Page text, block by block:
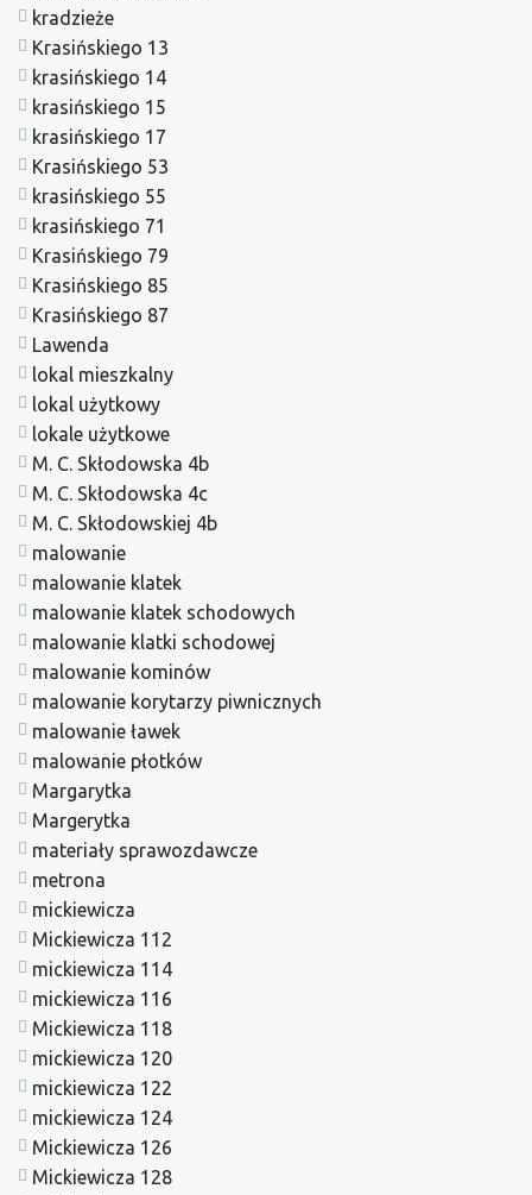
kradzieże
Krasińskiego 13
krasińskiego 14
krasińskiego 15
krasińskiego 17
Krasińskiego 53
krasińskiego 55
krasińskiego 71
Krasińskiego 79
Krasińskiego 85
Krasińskiego 87
Lawenda
lokal mieszkalny
lokal użytkowy
lokale użytkowe
M. C. Skłodowska 4b
M. C. Skłodowska 4c
M. C. Skłodowskiej 4b
malowanie
malowanie klatek
malowanie klatek schodowych
malowanie klatki schodowej
malowanie kominów
malowanie korytarzy piwnicznych
malowanie ławek
malowanie płotków
Margarytka
Margerytka
materiały sprawozdawcze
metrona
mickiewicza
Mickiewicza 112
mickiewicza 114
mickiewicza 116
Mickiewicza 118
mickiewicza 120
mickiewicza 122
mickiewicza 124
Mickiewicza 126
Mickiewicza 128